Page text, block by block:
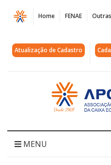
Página
26
de
quinta-
Dia
Home FENAE Outras
Atualização de Cadastro
Acessar
página
inicial
MENU